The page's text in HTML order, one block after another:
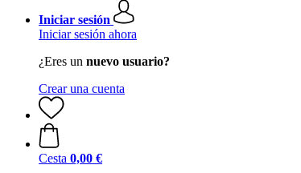
Iniciar sesión
Iniciar sesión ahora
¿Eres un nuevo usuario?
Crear una cuenta
Cesta 0,00 €